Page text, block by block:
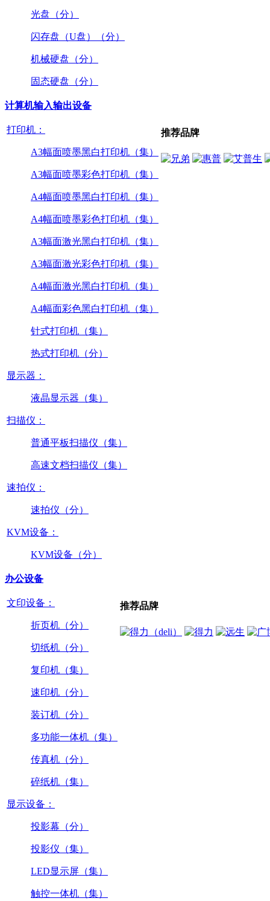
光盘（分）
闪存盘（U盘）（分）
机械硬盘（分）
固态硬盘（分）
计算机输入输出设备
打印机：
A3幅面喷墨黑白打印机（集）
A3幅面喷墨彩色打印机（集）
A4幅面喷墨黑白打印机（集）
A4幅面喷墨彩色打印机（集）
A3幅面激光黑白打印机（集）
A3幅面激光彩色打印机（集）
A4幅面激光黑白打印机（集）
A4幅面彩色黑白打印机（集）
针式打印机（集）
热式打印机（分）
显示器：
液晶显示器（集）
扫描仪：
普通平板扫描仪（集）
高速文档扫描仪（集）
速拍仪：
速拍仪（分）
KVM设备：
KVM设备（分）
推荐品牌
办公设备
文印设备：
折页机（分）
切纸机（分）
复印机（集）
速印机（分）
装订机（分）
多功能一体机（集）
传真机（分）
碎纸机（集）
显示设备：
投影幕（分）
投影仪（集）
LED显示屏（集）
触控一体机（集）
推荐品牌